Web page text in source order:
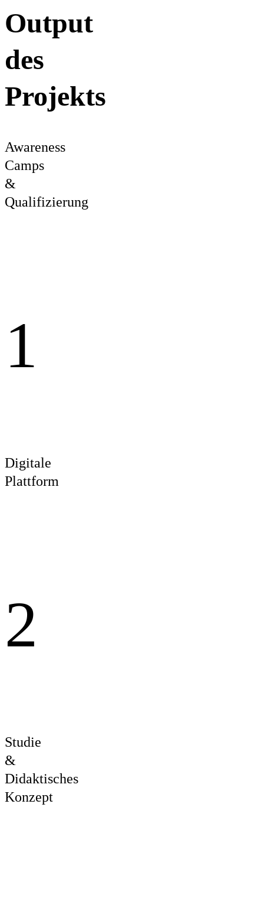
Output
des
Projekts
Awareness
Camps
&
Qualifizierung
1
Digitale
Plattform
2
Studie
&
Didaktisches
Konzept